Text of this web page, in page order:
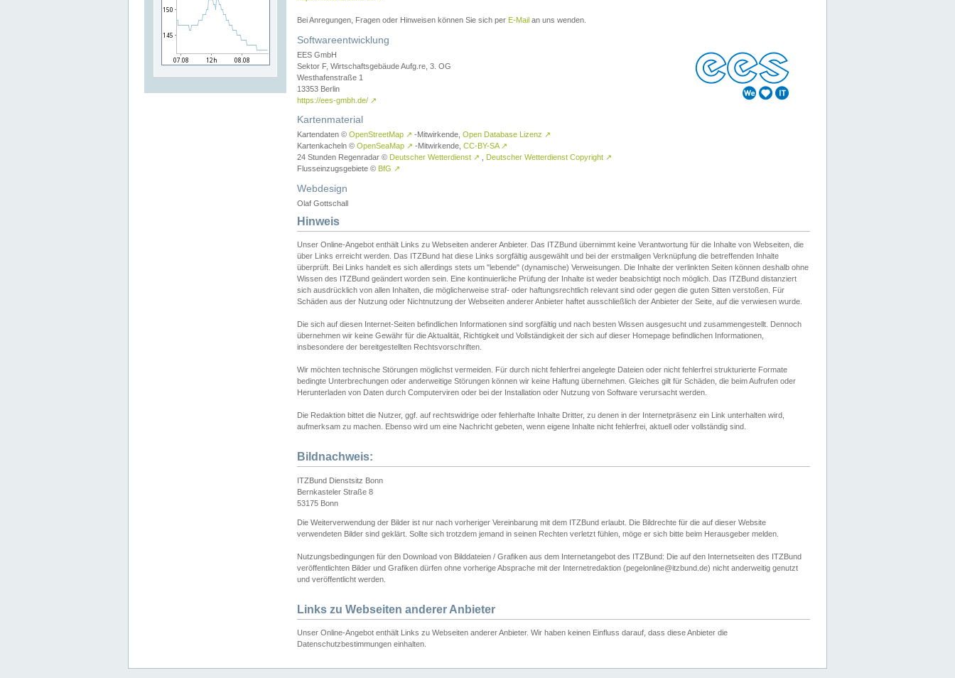
Bei Anregungen, Fragen oder Hinweisen können Sie sich per E-Mail an uns wenden.
Softwareentwicklung
EES GmbH
Sektor F, Wirtschaftsgebäude Aufg.re, 3. OG
Westhafenstraße 1
13353 Berlin
https://ees-gmbh.de/ ↗
Kartenmaterial
Kartendaten © OpenStreetMap ↗ -Mitwirkende, Open Database Lizenz ↗
Kartenkacheln © OpenSeaMap ↗ -Mitwirkende, CC-BY-SA ↗
24 Stunden Regenradar © Deutscher Wetterdienst ↗ Deutscher Wetterdienst Copyright ↗
Flusseinzugsgebiete © BfG ↗
Webdesign
Olaf Gottschall
Hinweis
Unser Online-Angebot enthält Links zu Webseiten anderer Anbieter. Das ITZBund übernimmt keine Verantwortung für die Inhalte von Webseiten, die
über Links erreicht werden. Das ITZBund hat diese Links sorgfältig ausgewählt und bei der erstmaligen Verknüpfung die betreffenden Inhalte
überprüft. Bei Links handelt es sich allerdings stets um "lebende" (dynamische) Verweisungen. Die Inhalte der verlinkten Seiten können deshalb ohne
Wissen des ITZBund geändert worden sein. Eine kontinuierliche Prüfung der Inhalte ist weder beabsichtigt noch möglich. Das ITZBund distanziert
sich ausdrücklich von allen Inhalten, die möglicherweise straf- oder haftungsrechtlich relevant sind oder gegen die guten Sitten verstoßen. Für
Schäden aus der Nutzung oder Nichtnutzung der Webseiten anderer Anbieter haftet ausschließlich der Anbieter der Seite, auf die verwiesen wurde.
Die sich auf diesen Internet-Seiten befindlichen Informationen sind sorgfältig und nach besten Wissen ausgesucht und zusammengestellt. Dennoch
übernehmen wir keine Gewähr für die Aktualität, Richtigkeit und Vollständigkeit der sich auf dieser Homepage befindlichen Informationen,
insbesondere der bereitgestellten Rechtsvorschriften.
Wir möchten technische Störungen möglichst vermeiden. Für durch nicht fehlerfrei angelegte Dateien oder nicht fehlerfrei strukturierte Formate
bedingte Unterbrechungen oder anderweitige Störungen können wir keine Haftung übernehmen. Gleiches gilt für Schäden, die beim Aufrufen oder
Herunterladen von Daten durch Computerviren oder bei der Installation oder Nutzung von Software verursacht werden.
Die Redaktion bittet die Nutzer, ggf. auf rechtswidrige oder fehlerhafte Inhalte Dritter, zu denen in der Internetpräsenz ein Link unterhalten wird,
aufmerksam zu machen. Ebenso wird um eine Nachricht gebeten, wenn eigene Inhalte nicht fehlerfrei, aktuell oder vollständig sind.
Bildnachweis:
ITZBund Dienstsitz Bonn
Bernkasteler Straße 8
53175 Bonn
Die Weiterverwendung der Bilder ist nur nach vorheriger Vereinbarung mit dem ITZBund erlaubt. Die Bildrechte für die auf dieser Website
verwendeten Bilder sind geklärt. Sollte sich trotzdem jemand in seinen Rechten verletzt fühlen, möge er sich bitte beim Herausgeber melden.
Nutzungsbedingungen für den Download von Bilddateien / Grafiken aus dem Internetangebot des ITZBund: Die auf den Internetseiten des ITZBund
veröffentlichten Bilder und Grafiken dürfen ohne vorherige Absprache mit der Internetredaktion (pegelonline@itzbund.de) nicht anderweitig genutzt
und veröffentlicht werden.
Links zu Webseiten anderer Anbieter
Unser Online-Angebot enthält Links zu Webseiten anderer Anbieter. Wir haben keinen Einfluss darauf, dass diese Anbieter die
Datenschutzbestimmungen einhalten.